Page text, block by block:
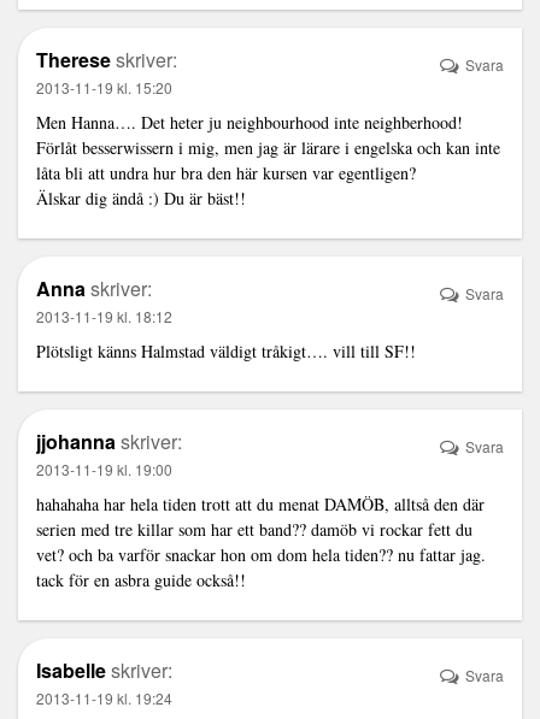
Thereseskriver:
2013-11-19 kl. 15:20
Men Hanna…. Det heter ju neighbourhood inte neighberhood!
Förlåt besserwissern i mig, men jag är lärare i engelska och kan inte
låta bli att undra hur bra den här kursen var egentligen?
Älskar dig ändå :) Du är bäst!!
Svara
Annaskriver:
2013-11-19 kl. 18:12
Plötsligt känns Halmstad väldigt tråkigt…. vill till SF!!
Svara
jjohannaskriver:
2013-11-19 kl. 19:00
hahahaha har hela tiden trott att du menat DAMÖB, alltså den där
serien med tre killar som har ett band?? damöb vi rockar fett du
vet? och ba varför snackar hon om dom hela tiden?? nu fattar jag.
tack för en asbra guide också!!
Svara
Isabelleskriver:
2013-11-19 kl. 19:24
Svara